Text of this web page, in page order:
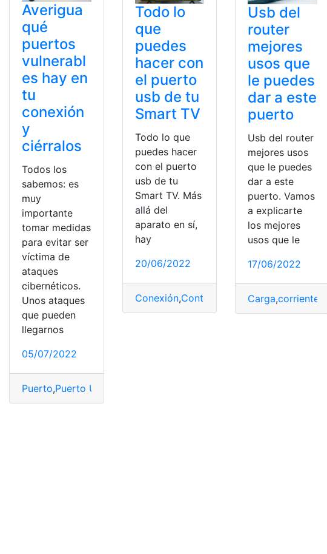
Averigua
qué
puertos
vulnerabl
es hay en
tu
conexión
y
ciérralos
Todos los
sabemos: es
muy
importante
tomar medidas
para evitar ser
víctima de
ataques
cibernéticos.
Unos ataques
que pueden
llegarnos
05/07/2022
Puerto,Puerto USB
Todo lo
que
puedes
hacer con
el puerto
usb de tu
Smart TV
Todo lo que
puedes hacer
con el puerto
usb de tu
Smart TV. Más
allá del
aparato en sí,
hay
20/06/2022
Conexión,Contenido Puerto,Smart,Utilidad
Usb del
router
mejores
usos que
le puedes
dar a este
puerto
Usb del router
mejores usos
que le puedes
dar a este
puerto. Vamos
a explicarte
los mejores
usos que le
17/06/2022
Carga,corriente